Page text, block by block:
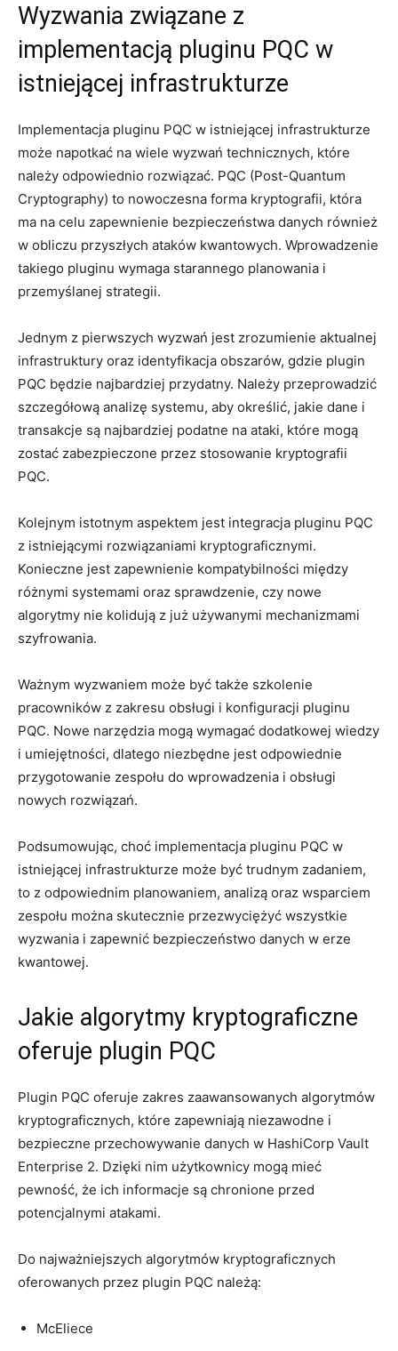
Wyzwania związane z
implementacją pluginu PQC w
istniejącej infrastrukturze
Implementacja pluginu ​PQC w istniejącej infrastrukturze
może napotkać ⁤na wiele wyzwań technicznych, które
należy odpowiednio​ rozwiązać. PQC‌ (Post-Quantum
Cryptography) to nowoczesna forma kryptografii, która
ma na ⁤celu zapewnienie bezpieczeństwa danych również
w obliczu przyszłych ataków‌ kwantowych. Wprowadzenie
takiego pluginu⁤ wymaga starannego planowania i
przemyślanej strategii.
Jednym ⁢z ⁣pierwszych wyzwań jest zrozumienie aktualnej
infrastruktury ​oraz identyfikacja obszarów, gdzie plugin
PQC ⁤będzie najbardziej przydatny. Należy przeprowadzić
szczegółową analizę systemu, aby określić, jakie dane i
transakcje​ są najbardziej​ podatne⁤ na ataki, które mogą
zostać zabezpieczone przez ⁣stosowanie kryptografii
PQC.
Kolejnym istotnym aspektem ⁣jest ⁤integracja pluginu PQC
z istniejącymi rozwiązaniami kryptograficznymi.
Konieczne jest zapewnienie kompatybilności między
⁤różnymi systemami oraz sprawdzenie, ⁣czy nowe
algorytmy nie kolidują z już używanymi mechanizmami
szyfrowania.
Ważnym wyzwaniem może być także szkolenie
pracowników​ z zakresu ⁣obsługi i konfiguracji pluginu
PQC. Nowe⁣ narzędzia mogą ‍wymagać dodatkowej wiedzy⁤
i umiejętności, dlatego niezbędne ⁣jest odpowiednie​
przygotowanie zespołu ‍do​ wprowadzenia i obsługi
‍nowych rozwiązań.
Podsumowując, ⁤choć implementacja pluginu PQC w
istniejącej infrastrukturze może być trudnym zadaniem,
to z odpowiednim planowaniem, analizą⁣ oraz wsparciem
zespołu można skutecznie przezwyciężyć wszystkie ​
wyzwania i zapewnić bezpieczeństwo danych w erze
kwantowej.
Jakie ⁣algorytmy⁣ kryptograficzne
⁤oferuje plugin ‌PQC
Plugin PQC ​oferuje​ zakres zaawansowanych algorytmów
kryptograficznych, które zapewniają niezawodne i
bezpieczne przechowywanie⁢ danych w HashiCorp ⁤Vault
Enterprise 2.⁢ Dzięki nim ​użytkownicy ⁤mogą ⁤mieć⁤
pewność, że ‍ich informacje są chronione​ przed
potencjalnymi atakami.
Do najważniejszych algorytmów kryptograficznych
oferowanych przez plugin PQC ⁣należą:
McEliece